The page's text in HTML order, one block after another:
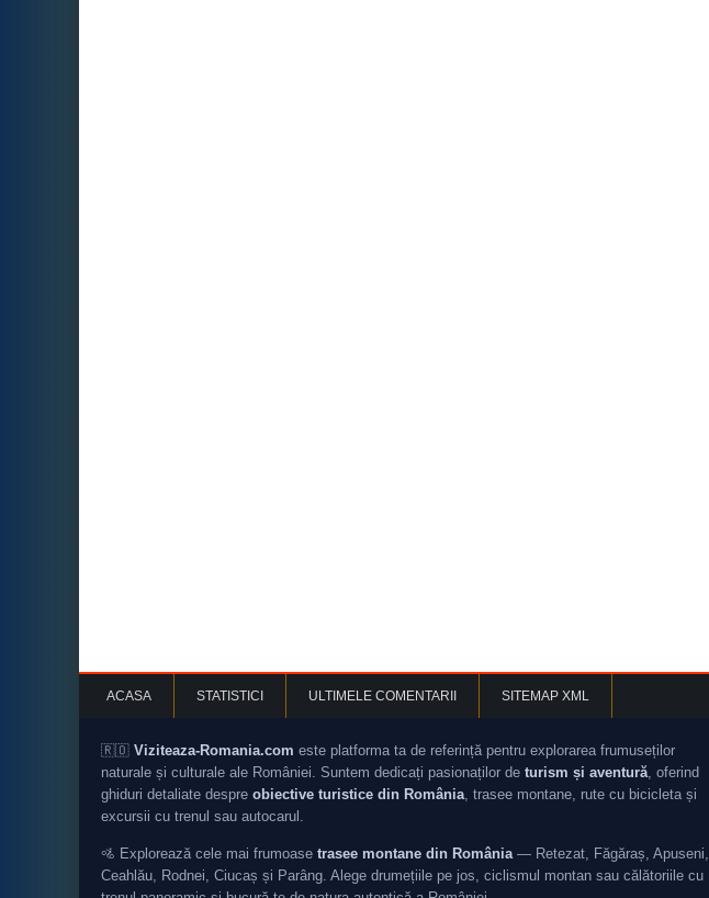
ACASA STATISTICI ULTIMELE COMENTARII SITEMAP XML
🇷🇴 Viziteaza-Romania.com este platforma ta de referință pentru explorarea frumuseților
naturale și culturale ale României. Suntem dedicați pasionaților de turism și aventură, oferind
ghiduri detaliate despre obiective turistice din România, trasee montane, rute cu bicicleta și
excursii cu trenul sau autocarul.
🚵 Explorează cele mai frumoase trasee montane din România— Retezat, Făgăraș, Apuseni,
Ceahlău, Rodnei, Ciucaș și Parâng. Alege drumețiile pe jos, ciclismul montan sau călătoriile cu